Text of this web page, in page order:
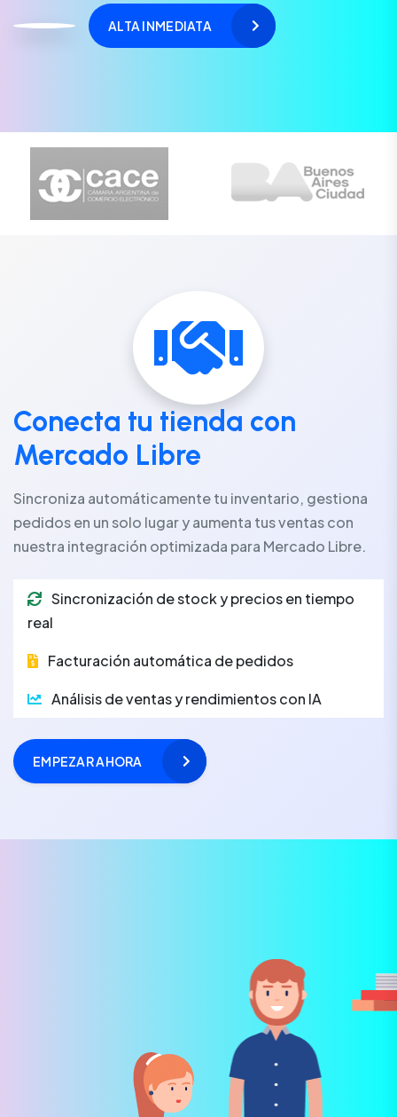
ALTA INMEDIATA
Conecta tu tienda con
Mercado Libre
Sincroniza automáticamente tu inventario, gestiona
pedidos en un solo lugar y aumenta tus ventas con
nuestra integración optimizada para Mercado Libre.
Sincronización de stock y precios en tiempo
real
Facturación automática de pedidos
Análisis de ventas y rendimientos con IA
EMPEZAR AHORA